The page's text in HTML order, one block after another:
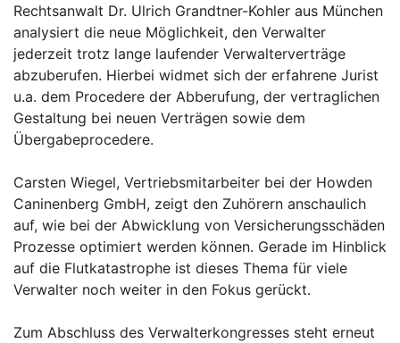
Rechtsanwalt Dr. Ulrich Grandtner-Kohler aus München
analysiert die neue Möglichkeit, den Verwalter
jederzeit trotz lange laufender Verwalterverträge
abzuberufen. Hierbei widmet sich der erfahrene Jurist
u.a. dem Procedere der Abberufung, der vertraglichen
Gestaltung bei neuen Verträgen sowie dem
Übergabeprocedere.
Carsten Wiegel, Vertriebsmitarbeiter bei der Howden
Caninenberg GmbH, zeigt den Zuhörern anschaulich
auf, wie bei der Abwicklung von Versicherungsschäden
Prozesse optimiert werden können. Gerade im Hinblick
auf die Flutkatastrophe ist dieses Thema für viele
Verwalter noch weiter in den Fokus gerückt.
Zum Abschluss des Verwalterkongresses steht erneut